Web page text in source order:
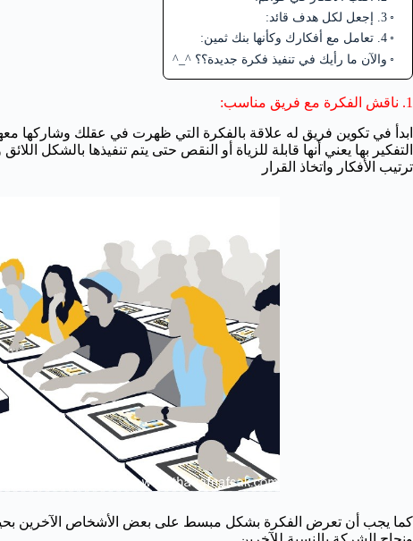
3. إجعل لكل هدف قائد:
4. تعامل مع أفكارك وكأنها بنك ثمين:
والآن ما رأيك في تنفيذ فكرة جديدة؟؟ ^_^
1. ناقش الفكرة مع فريق مناسب:
ابدأ في تكوين فريق له علاقة بالفكرة التي ظهرت في عقلك
التفكير بها يعني أنها قابلة للزياة أو النقص حتى يتم تنفيذها بالشكل
ترتيب الأفكار واتخاذ القرار
كما يجب أن تعرض الفكرة بشكل مبسط على بعض الأشخاص الآخرين